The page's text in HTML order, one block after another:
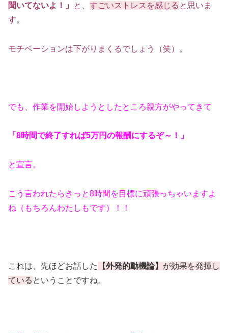
聞いてないよ！」
と、 すごいストレスを感じる と思いま
す。
モチベーションは下がりまくるでしょう（笑）。
でも、作業を開始しようとしたところ親方がやってきて
「8時間で終了すれば5万円の報酬にするぞ～！」
と宣言。
こう言われたらきっと8時間を目標に頑張っちゃいますよ
ね（もちろんわたしもです）！！
これは、先ほどお話した 【外発的動機論】 が効果を発揮し
ている ということですね。